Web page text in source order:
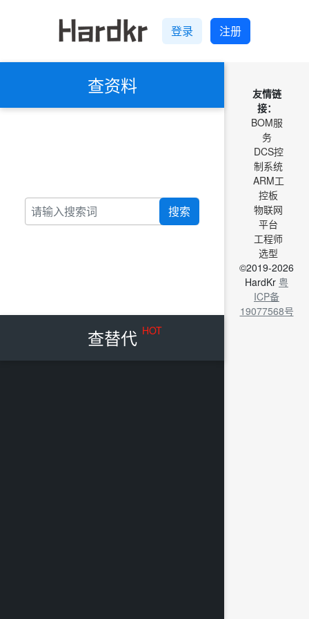
登录 注册
查资料
搜索
查替代 HOT
友情链
接：
BOM服
务
DCS控
制系统
ARM工
控板
物联网
平台
工程师
选型
©2019-2026
HardKr 粤
ICP备
19077568号